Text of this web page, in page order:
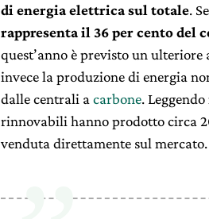
di energia elettrica sul totale.
rappresenta il 36 per cento del
quest’anno è previsto un
invece la produzione di energia
dalle centrali a carbone.
rinnovabili hanno prodotto circa
venduta direttamente sul mercato.